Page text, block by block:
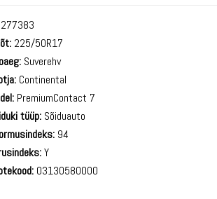
277383
225/50R17
Suverehv
Continental
PremiumContact 7
tüüp: Sõiduauto
94
Y
03130580000